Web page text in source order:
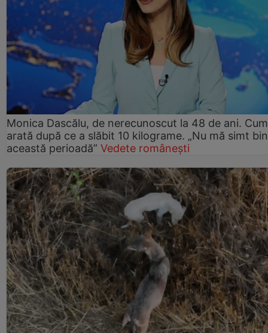
Monica Dascălu, de nerecunoscut la 48 de ani. Cum
arată după ce a slăbit 10 kilograme. „Nu mă simt
această perioadă” Vedete românești